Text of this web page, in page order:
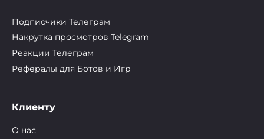
Подписчики Телеграм
Накрутка просмотров Telegram
Реакции Телеграм
Рефералы для Ботов и Игр
Клиенту
О нас